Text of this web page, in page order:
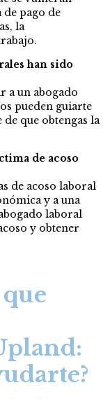
pago de
la
han sido
a un abogado
pueden guiarte
que obtengas la
de acoso
de acoso laboral
y a una
laboral
y obtener